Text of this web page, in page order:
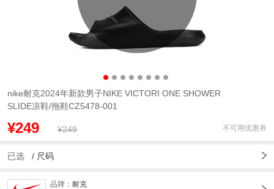
nike耐克2024年新款男子NIKE VICTORI ONE SHOWER
SLIDE凉鞋/拖鞋CZ5478-001
¥249 ¥249 不可用优惠券
已选 / 尺码
品牌： 耐克